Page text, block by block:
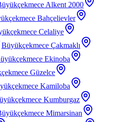
Alkent 2000
Bahçelievler
Celaliye
Büyükçekmece Çakmaklı
Ekinoba
Güzelce
Kamiloba
Kumburgaz
Mimarsinan